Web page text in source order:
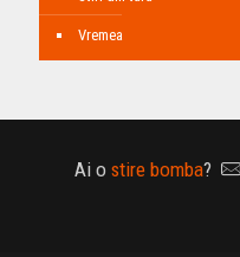
Vremea
Ai o stire bomba?